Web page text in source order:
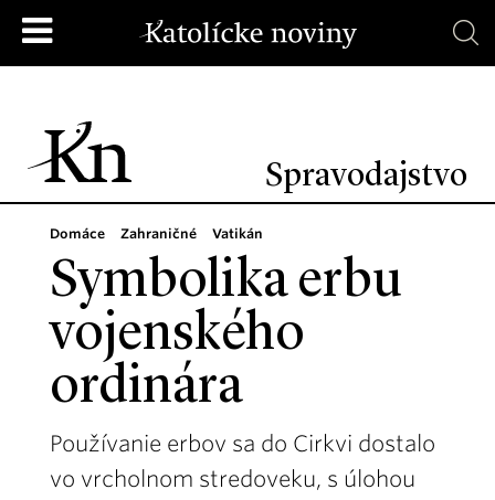
Spravodajstvo
Domáce Zahraničné Vatikán
Symbolika erbu
vojenského
ordinára
Používanie erbov sa do Cirkvi dostalo
vo vrcholnom stredoveku, s úlohou